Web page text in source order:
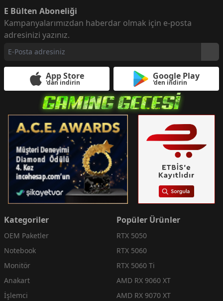
E Bülten Aboneliği
Kampanyalarımızdan haberdar olmak için e-posta
adresinizi yazınız.
App Store
'dan indirin
Google Play
'den indirin
Kategoriler
OEM Paketler
Notebook
Monitör
Anakart
İşlemci
Popüler Ürünler
RTX 5050
RTX 5060
RTX 5060 Ti
AMD RX 9060 XT
AMD RX 9070 XT